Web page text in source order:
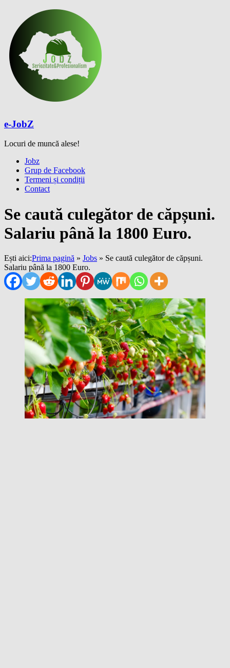
content
e-JobZ
Locuri de muncă alese!
Meniu Jobz
Grup de Facebook
Termeni și condiții
Contact
Se caută culegător de căpșuni.
Salariu până la 1800 Euro.
Ești aici:Prima pagină » Jobs » Se caută culegător de căpșuni.
Salariu până la 1800 Euro.